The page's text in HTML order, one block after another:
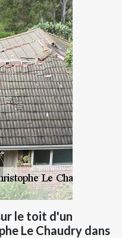
le toit d'un
Le Chaudry dans